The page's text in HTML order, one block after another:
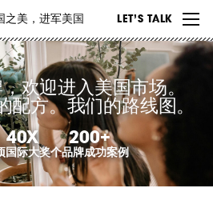
之美，进军美国 LET’S TALK
WORK
ABOUT
INSIGHTS
CONTACT
欢迎进入美国市场。
配方。我们的路线图。
40X
国际大奖
200+
个品牌成功案例